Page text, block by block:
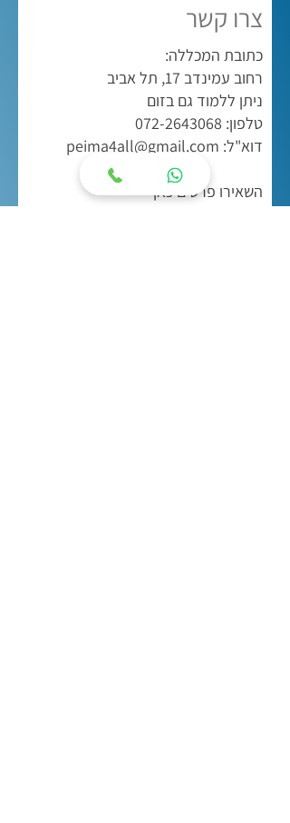
צרו קשר
כתובת המכללה:
רחוב עמינדב 17, תל אביב
ניתן ללמוד גם בזום
טלפון: 072-2643068
דוא"ל: peima4all@gmail.com
השאירו פרטים כאן